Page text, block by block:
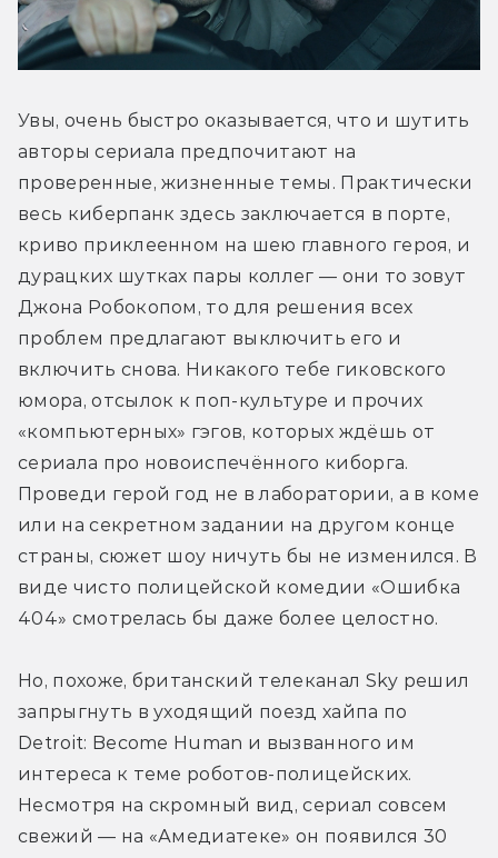
Увы, очень быстро оказывается, что и шутить
авторы сериала предпочитают на
проверенные, жизненные темы. Практически
весь киберпанк здесь заключается в порте,
криво приклеенном на шею главного героя, и
дурацких шутках пары коллег — они то зовут
Джона Робокопом, то для решения всех
проблем предлагают выключить его и
включить снова. Никакого тебе гиковского
юмора, отсылок к поп-культуре и прочих
«компьютерных» гэгов, которых ждёшь от
сериала про новоиспечённого киборга.
Проведи герой год не в лаборатории, а в коме
или на секретном задании на другом конце
страны, сюжет шоу ничуть бы не изменился. В
виде чисто полицейской комедии «Ошибка
404» смотрелась бы даже более целостно.
Но, похоже, британский телеканал Sky решил
запрыгнуть в уходящий поезд хайпа по
Detroit: Become Human и вызванного им
интереса к теме роботов-полицейских.
Несмотря на скромный вид, сериал совсем
свежий — на «Амедиатеке» он появился 30